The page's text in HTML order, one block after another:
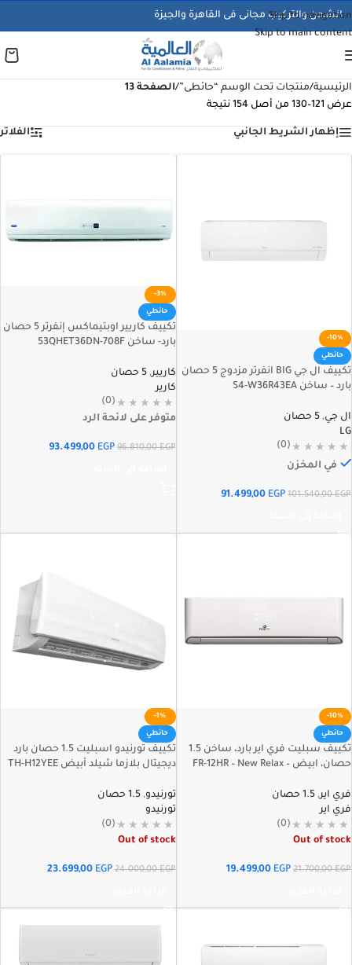
Skip to navigation
Skip to main content
الشحن والتركيب مجانى فى القاهرة والجيزة
الرئيسية/منتجات تحت الوسم “حائطى” /الصفحة 13
عرض 121–130 من أصل 154 نتيجة
إظهار الشريط الجانبي الفلاتر
-10%
حائطي
تكييف ال جي BIG انفرتر مزدوج 5 حصان
بارد – ساخن S4-W36R43EA
ال جي, 5 حصان
LG
(0)
في المخزن
101.540,00EGP
91.499,00 EGP
-3%
حائطي
تكييف كاريير اوبتيماكس إنفرتر 5 حصان
بارد- ساخن 53QHET36DN-708F
كاريير, 5 حصان
كارير
(0)
متوفر على لائحة الرد
96.810,00EGP
93.499,00 EGP
-10%
حائطي
تكييف سبليت فري اير بارد، ساخن 1.5
حصان، ابيض – FR-12HR – New Relax
فري اير, 1.5 حصان
فري اير
(0)
Out of stock
21.700,00EGP
19.499,00 EGP
-1%
حائطي
تكييف تورنيدو اسبليت 1.5 حصان بارد
ديجيتال بلازما شيلد أبيض TH-H12YEE
تورنيدو, 1.5 حصان
تورنيدو
(0)
Out of stock
24.000,00EGP
23.699,00 EGP